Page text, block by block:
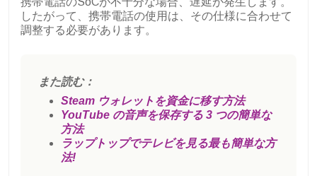
したがって、携帯電話の使用は、その仕様に合わせて
調整する必要があります。
また読む：
Steam ウォレットを資金に移す方法
YouTube の音声を保存する 3 つの簡単な
方法
ラップトップでテレビを見る最も簡単な方
法!